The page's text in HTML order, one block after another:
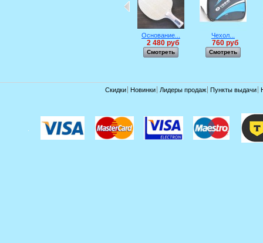
Основание...
2 480 руб
Смотреть
Чехол...
760 руб
Смотреть
Скидки Новинки Лидеры продаж Пункты выдачи